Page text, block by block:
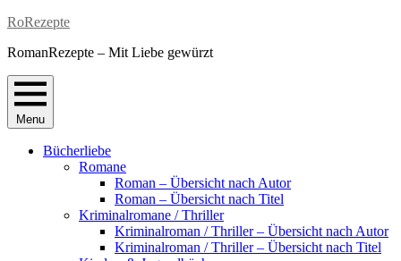
Skip
content
RoRezepte
RomanRezepte – Mit Liebe gewürzt
Menu
Bücherliebe
Romane
Roman – Übersicht nach Autor
Roman – Übersicht nach Titel
Kriminalromane / Thriller
Kriminalroman / Thriller – Übersicht nach Autor
Kriminalroman / Thriller – Übersicht nach Titel